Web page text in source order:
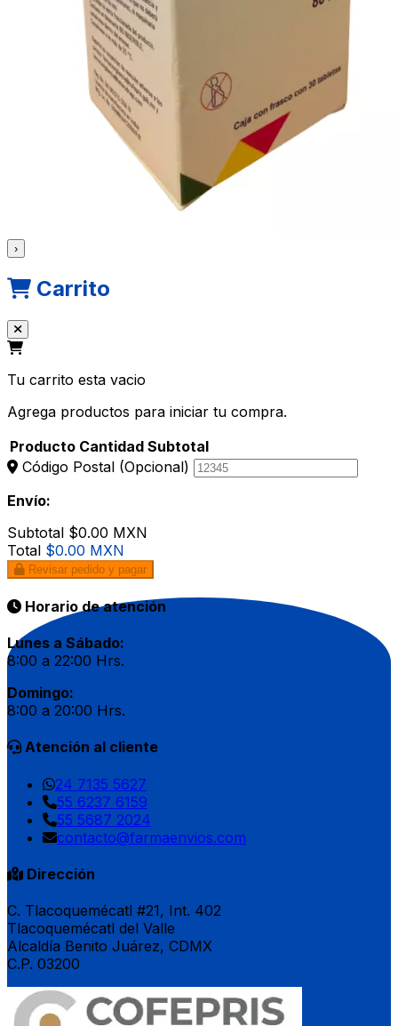
›
Carrito
Tu carrito esta vacio
Agrega productos para iniciar tu compra.
Producto Cantidad Subtotal
Código Postal (Opcional)
Envío:
Subtotal $0.00 MXN
Total $0.00 MXN
Revisar pedido y pagar
Horario de atención
Lunes a Sábado:
8:00 a 22:00 Hrs.
Domingo:
8:00 a 20:00 Hrs.
Atención al cliente
24 7135 5627
55 6237 6159
55 5687 2024
contacto@farmaenvios.com
Dirección
C. Tlacoquemécatl #21, Int. 402
Tlacoquemécatl del Valle
Alcaldía Benito Juárez, CDMX
C.P. 03200